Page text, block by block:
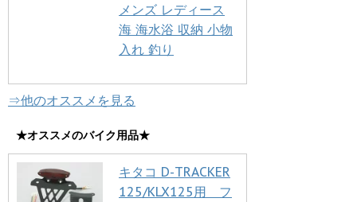
メンズ レディース
海 海水浴 収納 小物
入れ 釣り
⇒他のオススメを見る
★オススメのバイク用品★
キタコ D-TRACKER
125/KLX125用 フ